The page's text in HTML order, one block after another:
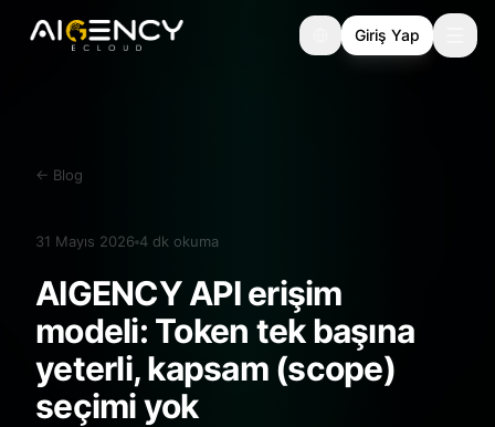
Giriş Yap
← Blog
31 Mayıs 2026 4 dk okuma
AIGENCY API erişim
modeli: Token tek başına
yeterli, kapsam (scope)
seçimi yok